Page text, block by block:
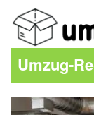
Umzug-